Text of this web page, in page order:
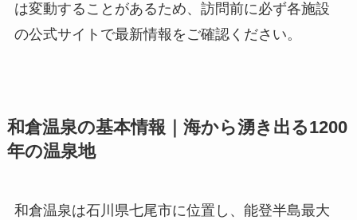
は変動することがあるため、訪問前に必ず各施設
の公式サイトで最新情報をご確認ください。
和倉温泉の基本情報｜海から湧き出る1200
年の温泉地
和倉温泉は石川県七尾市に位置し、能登半島最大